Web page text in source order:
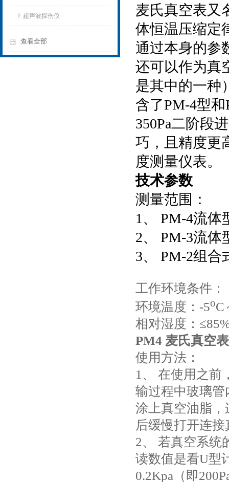
超声波探伤仪
查看全部
麦氏真空表又
体恒温压缩定
通过本身的参
还可以作为真
是其中的一种
含了PM-4型和
350Pa二阶段
巧，且精度更
度测量仪表。
技术参数
测量范围：
1、 PM-4流体
2、 PM-3流体
3、 PM-2组合
工作环境条件：
环境温度：-5oC
相对湿度：
PM4 麦氏真空表
使用方法：
1、 在使用之前
输过程中玻璃
涂上真空油脂
后缓慢打开连
2、 若真空系统
读数值是看U型
0.2Kpa（即